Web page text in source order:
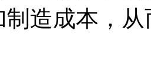
造成本，